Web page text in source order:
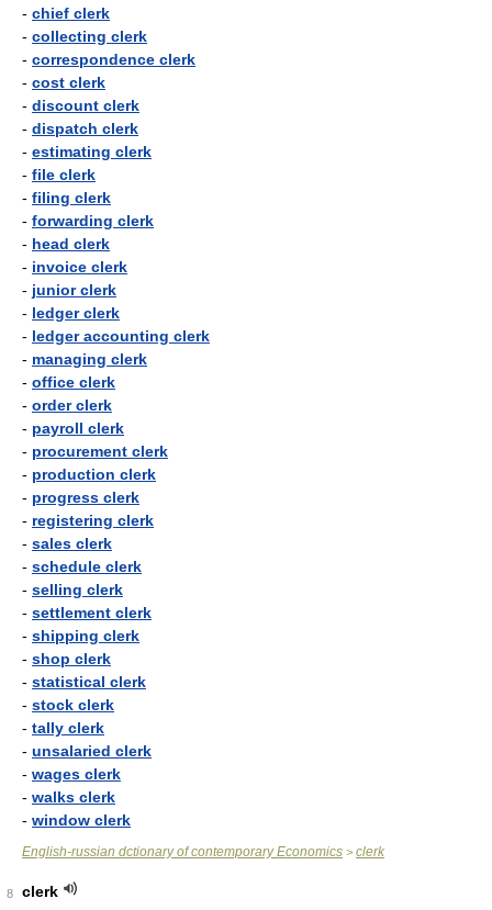
- chief clerk
- collecting clerk
- correspondence clerk
- cost clerk
- discount clerk
- dispatch clerk
- estimating clerk
- file clerk
- filing clerk
- forwarding clerk
- head clerk
- invoice clerk
- junior clerk
- ledger clerk
- ledger accounting clerk
- managing clerk
- office clerk
- order clerk
- payroll clerk
- procurement clerk
- production clerk
- progress clerk
- registering clerk
- sales clerk
- schedule clerk
- selling clerk
- settlement clerk
- shipping clerk
- shop clerk
- statistical clerk
- stock clerk
- tally clerk
- unsalaried clerk
- wages clerk
- walks clerk
- window clerk
English-russian dctionary of contemporary Economics > clerk
8
clerk